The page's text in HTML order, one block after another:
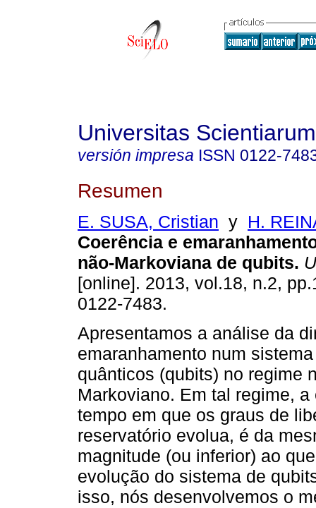
Universitas Scientiarum
versión impresa ISSN 0122-
Resumen
E. SUSA, Cristian y H.
Coerência e
não-Markoviana de qubits.
[online]. 2013, vol.18, n.2,
0122-7483.
Apresentamos a análise da
emaranhamento num
quânticos (qubits) no regime
Markoviano. Em tal regime, a
tempo em que os graus de
reservatório evolua, é da
magnitude (ou inferior) ao
evolução do sistema de
isso, nós desenvolvemos o